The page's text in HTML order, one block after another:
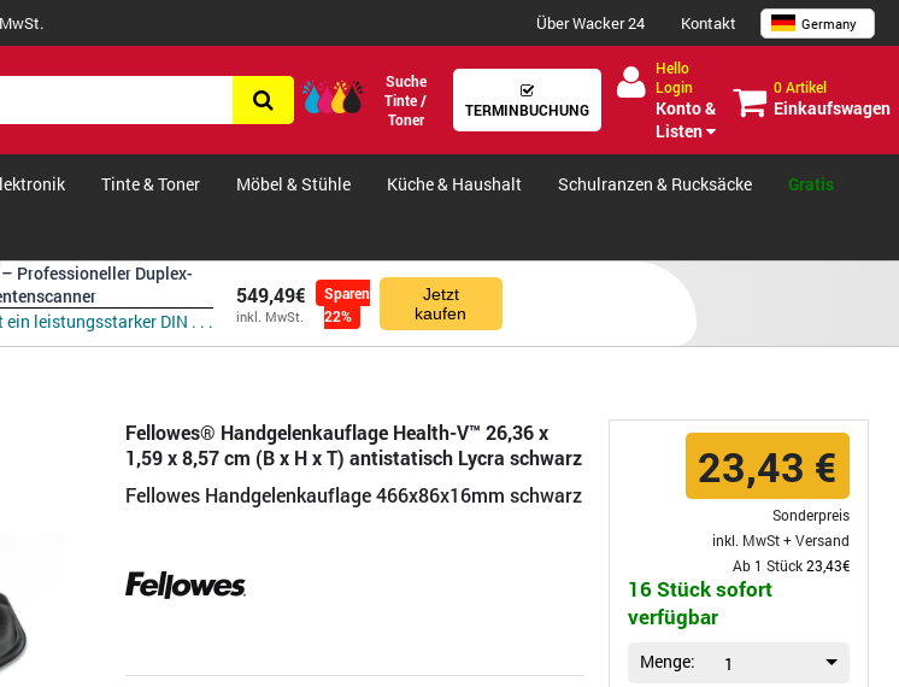
Über Wacker 24 Kontakt Germany
Suche
Tinte /
Toner
TERMINBUCHUNG
Hello
Login
Konto &
Listen
0 Artikel
Einkaufswagen
Tinte & Toner Möbel & Stühle Küche & Haushalt Schulranzen & Rucksäcke Gratis
Professioneller Duplex-
ein leistungsstarker DIN . . .
549,49€
inkl. MwSt.
Sparen
22%
Jetzt
kaufen
Fellowes® Handgelenkauflage Health-V™ 26,36 x
1,59 x 8,57 cm (B x H x T) antistatisch Lycra schwarz
Fellowes Handgelenkauflage 466x86x16mm schwarz
23,43 €
Sonderpreis
inkl. MwSt +Versand
Ab 1 Stück23,43€
16 Stück sofort
verfügbar
Menge: 1